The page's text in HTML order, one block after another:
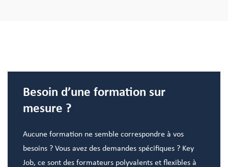
Besoin d’une formation sur
mesure ?
Aucune formation ne semble correspondre à vos
besoins ? Vous avez des demandes spécifiques ? Key
Job, ce sont des formateurs polyvalents et flexibles à